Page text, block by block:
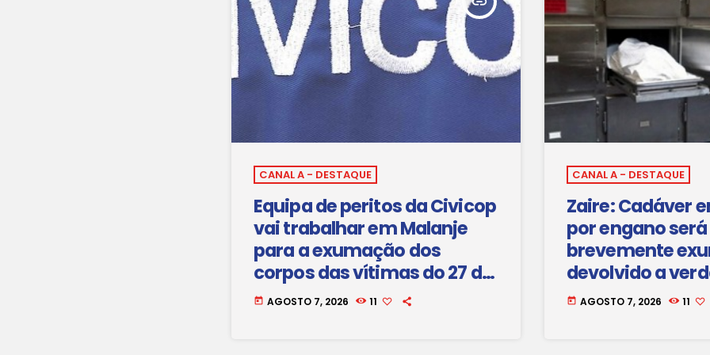
CANAL A - DESTAQUE
Equipa de peritos da Civicop
vai trabalhar em Malanje
para a exumação dos
corpos das vítimas do 27 de
Maio.
today AGOSTO 7, 2026 11
CANAL A - DESTAQUE
Zaire: Cadáver
por engano será
brevemente
devolvido a
família
today AGOSTO 7, 2026 11